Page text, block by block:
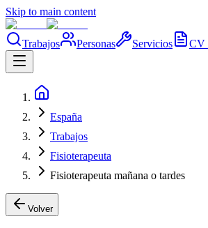
Skip to main content
Trabajos Personas Servicios CV
España
Trabajos
Fisioterapeuta
Fisioterapeuta mañana o tardes
Volver